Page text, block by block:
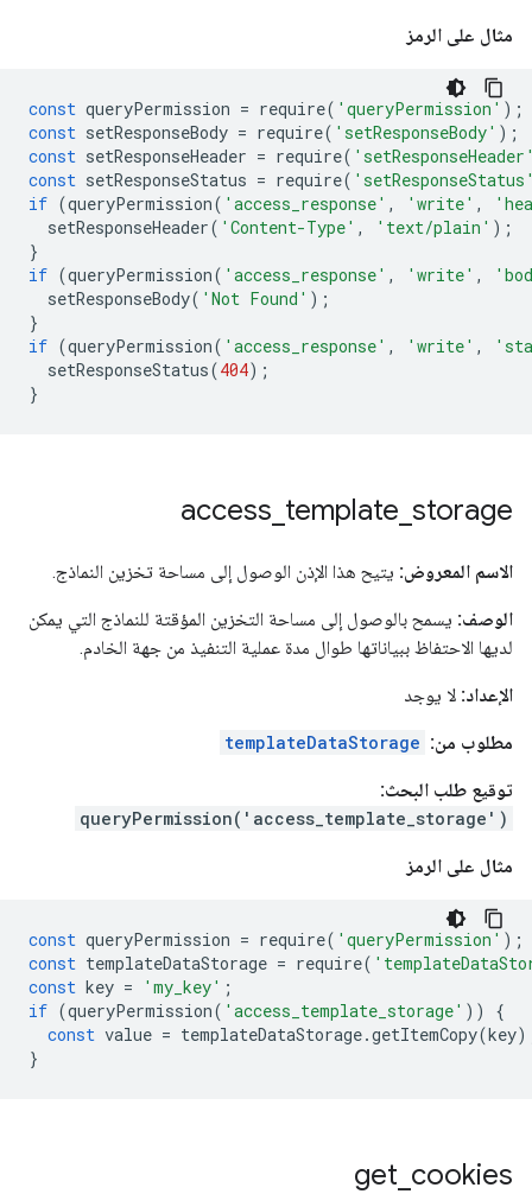
مثال على الرمز
const queryPermission = require( 'queryPermission' );
const setResponseBody = require( 'setResponseBody' );
const setResponseHeader = require(
const setResponseStatus = require(
if (queryPermission( 'access_response' , 'write' ,
setResponseHeader( 'Content-Type' , 'text/plain' );
}
if (queryPermission( 'access_response' , 'write' ,
setResponseBody( 'Not Found' );
}
if (queryPermission( 'access_response' , 'write' ,
setResponseStatus(404);
}
access template storage
الاسم المعروض: يتيح هذا الإذن الوصول إلى مساحة تخزين النماذج.
الوصف: يسمح بالوصول إلى مساحة التخزين المؤقتة للنماذج التي يمكن
لديها الاحتفاظ ببياناتها طوال مدة عملية التنفيذ من جهة الخادم.
الإعداد: لا يوجد
مطلوب من: templateDataStorage
توقيع طلب البحث:
queryPermission('access_template_storage')
مثال على الرمز
const queryPermission = require( 'queryPermission' );
const templateDataStorage = require(
const key = 'my_key' ;
if (queryPermission( 'access_template_storage' ))
{
const value = templateDataStorage.getItemCopy(key
}
get cookies